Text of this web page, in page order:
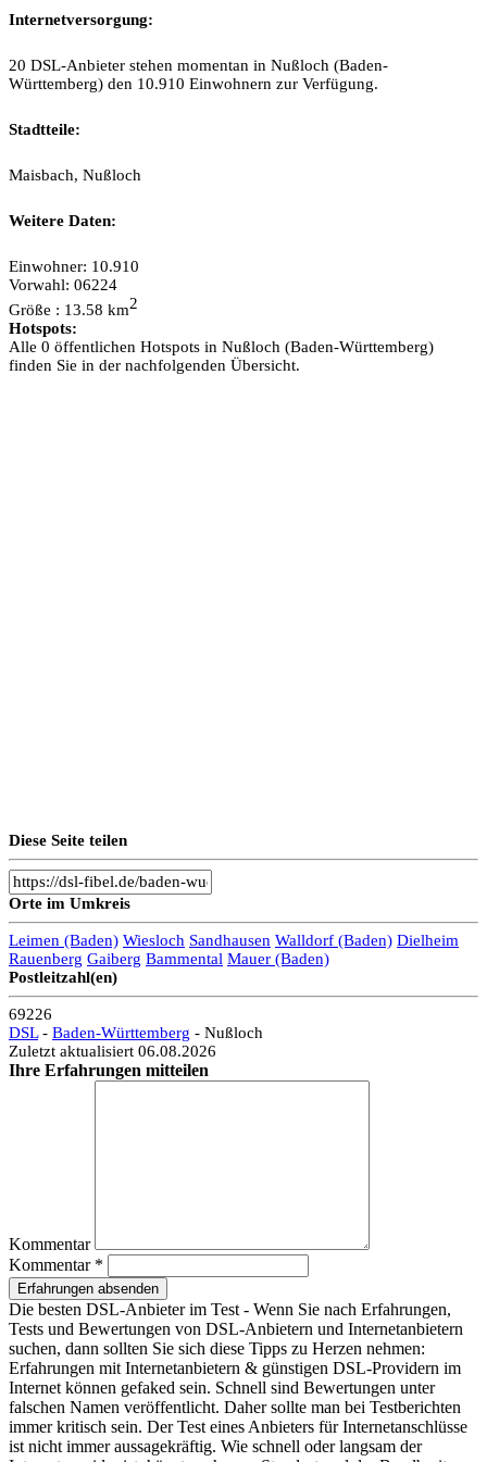
Internetversorgung:
20 DSL-Anbieter stehen momentan in Nußloch (Baden-
Württemberg) den 10.910 Einwohnern zur Verfügung.
Stadtteile:
Maisbach, Nußloch
Weitere Daten:
Einwohner: 10.910
Vorwahl: 06224
Größe : 13.58 km2
Hotspots:
Alle 0 öffentlichen Hotspots in Nußloch (Baden-Württemberg)
finden Sie in der nachfolgenden Übersicht.
Diese Seite teilen
Orte im Umkreis
Leimen (Baden) Wiesloch Sandhausen Walldorf (Baden) Dielheim
Rauenberg Gaiberg Bammental Mauer (Baden)
Postleitzahl(en)
69226
DSL- Baden-Württemberg - Nußloch
Zuletzt aktualisiert 06.08.2026
Ihre Erfahrungen mitteilen
Kommentar
Kommentar *
Erfahrungen absenden
Die besten DSL-Anbieter im Test - Wenn Sie nach Erfahrungen,
Tests und Bewertungen von DSL-Anbietern und Internetanbietern
suchen, dann sollten Sie sich diese Tipps zu Herzen nehmen:
Erfahrungen mit Internetanbietern & günstigen DSL-Providern im
Internet können gefaked sein. Schnell sind Bewertungen unter
falschen Namen veröffentlicht. Daher sollte man bei Testberichten
immer kritisch sein. Der Test eines Anbieters für Internetanschlüsse
ist nicht immer aussagekräftig. Wie schnell oder langsam der